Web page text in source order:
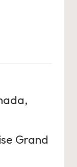
,
Grand